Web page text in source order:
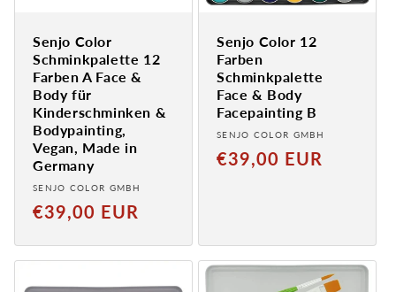
Senjo Color
Schminkpalette 12
Farben A Face &
Body für
Kinderschminken &
Bodypainting,
Vegan, Made in
Germany
Provider:
SENJO COLOR GMBH
Normal
€39,00 EUR
Senjo Color 12
Farben
Schminkpalette
Face & Body
Facepainting B
Provider:
SENJO COLOR GMBH
Normal
€39,00 EUR